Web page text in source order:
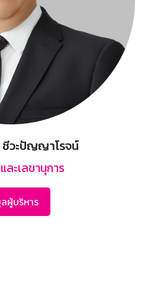
วะปัญญาโรจน์
ละเลขานุการ
ผู้บริหาร